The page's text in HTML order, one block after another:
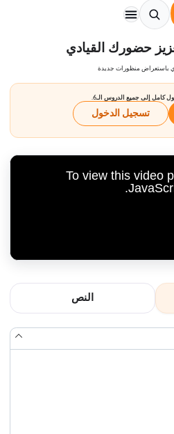
حضورك القيادي
باستعراض منظورات جديدة
إلى جميع الدروس الـ6.
تسجيل الدخول
To view this video
النص